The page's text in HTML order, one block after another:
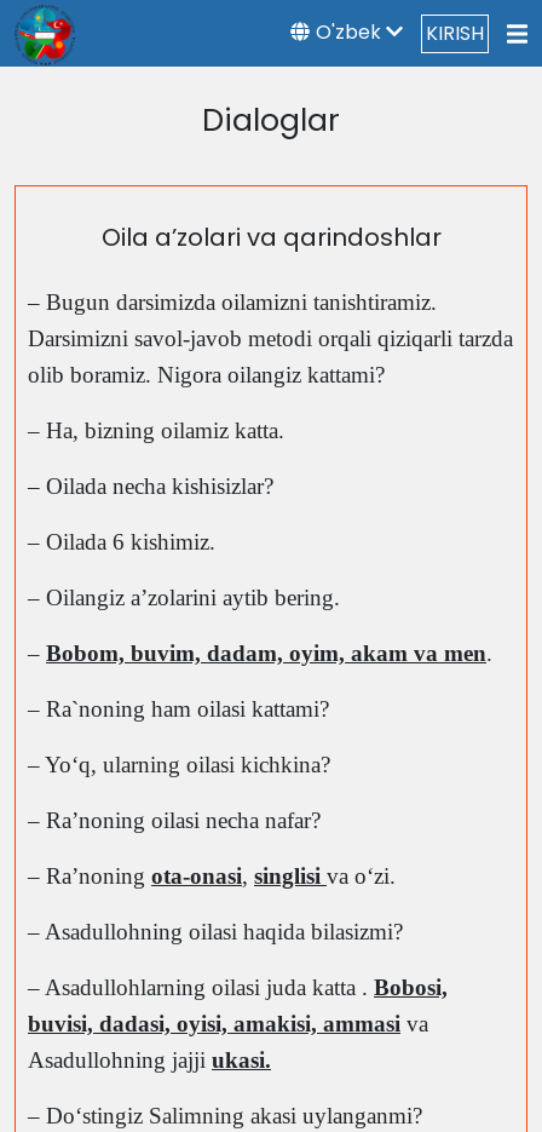
O'zbek KIRISH
Dialoglar
Oila a’zolari va qarindoshlar
– Bugun darsimizda oilamizni tanishtiramiz.
Darsimizni savol-javob metodi orqali qiziqarli tarzda
olib boramiz. Nigora oilangiz kattami?
– Ha, bizning oilamiz katta.
– Oilada necha kishisizlar?
– Oilada 6 kishimiz.
– Oilangiz a’zolarini aytib bering.
– Bobom, buvim, dadam, oyim, akam va men.
– Ra`noning ham oilasi kattami?
– Yoʻq, ularning oilasi kichkina?
– Ra’noning oilasi necha nafar?
– Ra’noning ota-onasi, singlisi va oʻzi.
– Asadullohning oilasi haqida bilasizmi?
– Asadullohlarning oilasi juda katta . Bobosi,
buvisi, dadasi, oyisi, amakisi, ammasi va
Asadullohning jajji ukasi.
– Doʻstingiz Salimning akasi uylanganmi?